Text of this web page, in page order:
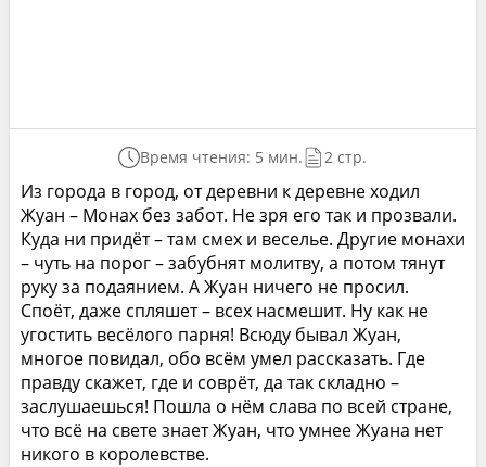
Время чтения: 5 мин. 2 стр.
Из города в город, от деревни к деревне ходил
Жуан – Монах без забот. Не зря его так и прозвали.
Куда ни придёт – там смех и веселье. Другие монахи
– чуть на порог – забубнят молитву, а потом тянут
руку за подаянием. А Жуан ничего не просил.
Споёт, даже спляшет – всех насмешит. Ну как не
угостить весёлого парня! Всюду бывал Жуан,
многое повидал, обо всём умел рассказать. Где
правду скажет, где и соврёт, да так складно –
заслушаешься! Пошла о нём слава по всей стране,
что всё на свете знает Жуан, что умнее Жуана нет
никого в королевстве.